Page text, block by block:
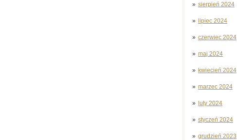
sierpień 2024
lipiec 2024
czerwiec 2024
maj 2024
kwiecień 2024
marzec 2024
luty 2024
styczeń 2024
grudzień 2023